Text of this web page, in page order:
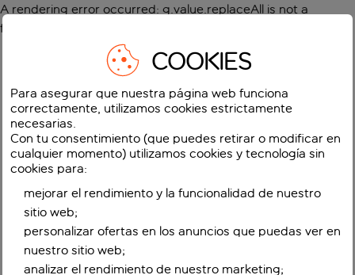
A rendering error occurred: g.value.replaceAll is not a
function
COOKIES
Para asegurar que nuestra página web funciona
correctamente, utilizamos cookies estrictamente
necesarias.
Con tu consentimiento (que puedes retirar o modificar en
cualquier momento) utilizamos cookies y tecnología sin
cookies para:
mejorar el rendimiento y la funcionalidad de nuestro
sitio web;
personalizar ofertas en los anuncios que puedas ver en
nuestro sitio web;
analizar el rendimiento de nuestro marketing;